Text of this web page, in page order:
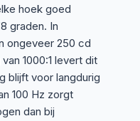
hoek goed
graden. In
ongeveer 250 cd
1000:1 levert dit
blijft voor langdurig
100 Hz zorgt
dan bij